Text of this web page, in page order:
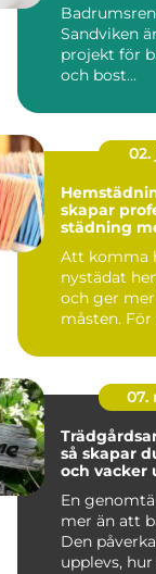
Sandviken
projekt för
och bost...
02.
skapar
städning
Att komma
nystädat
och ger
måsten. För
07.
så skapar
och vacker
En
mer än att
Den
upplevs, hur